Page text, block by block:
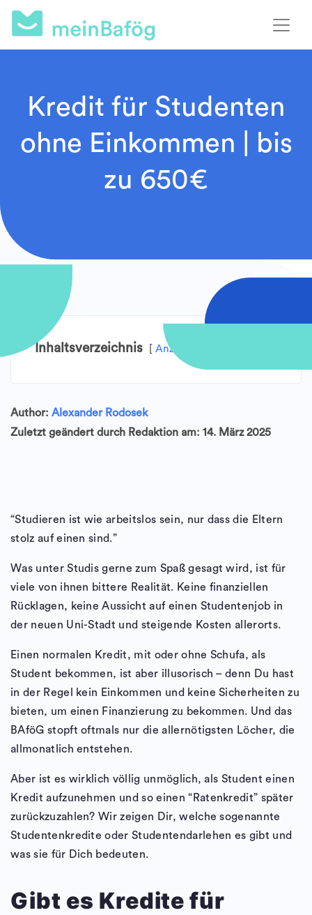
Kredit für Studenten
ohne Einkommen | bis
zu 650€
Inhaltsverzeichnis Anzeigen
Author: Alexander Rodosek
Zuletzt geändert durch Redaktion am: 14. März 2025
“Studieren ist wie arbeitslos sein, nur dass die Eltern
stolz auf einen sind.”
Was unter Studis gerne zum Spaß gesagt wird, ist für
viele von ihnen bittere Realität. Keine finanziellen
Rücklagen, keine Aussicht auf einen Studentenjob in
der neuen Uni-Stadt und steigende Kosten allerorts.
Einen normalen Kredit, mit oder ohne Schufa, als
Student bekommen, ist aber illusorisch – denn Du hast
in der Regel kein Einkommen und keine Sicherheiten zu
bieten, um einen Finanzierung zu bekommen. Und das
BAföG stopft oftmals nur die allernötigsten Löcher, die
allmonatlich entstehen.
Aber ist es wirklich völlig unmöglich, als Student einen
Kredit aufzunehmen und so einen “Ratenkredit” später
zurückzuzahlen? Wir zeigen Dir, welche sogenannte
Studentenkredite oder Studentendarlehen es gibt und
was sie für Dich bedeuten.
Gibt es Kredite für